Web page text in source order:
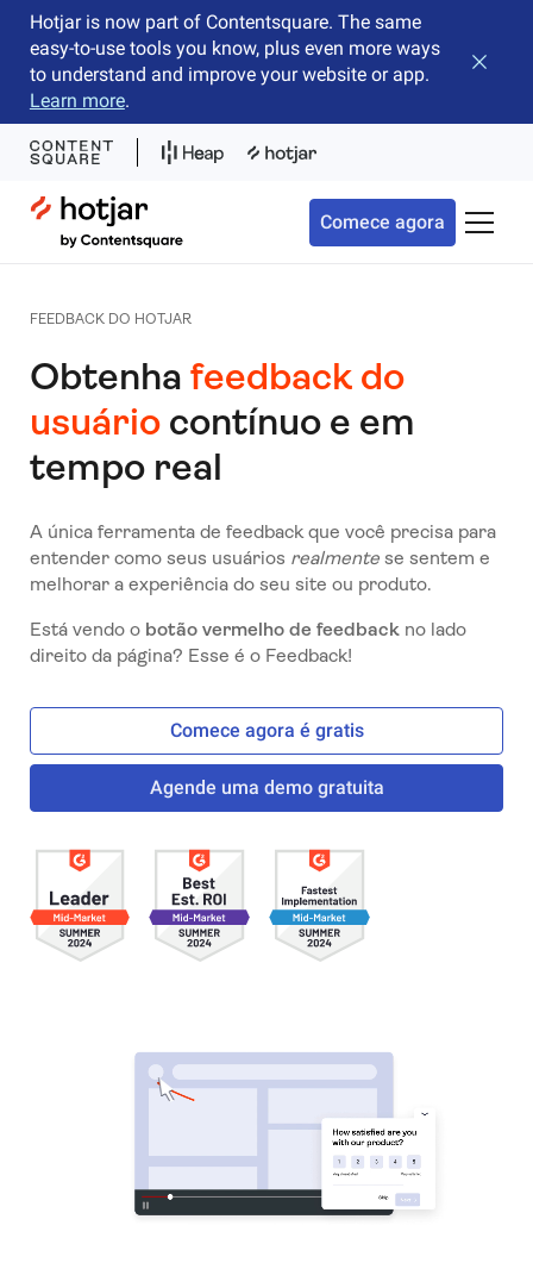
Hotjar is now part of Contentsquare. The same
easy-to-use tools you know, plus even more ways
to understand and improve your website or app.
Learn more.
Fechar
Hotjar Logo
Comece agora
FEEDBACK DO HOTJAR
Obtenha feedback do
usuáriocontínuo e em
tempo real
A única ferramenta de feedback que você precisa para
entender como seus usuários realmentese sentem e
melhorar a experiência do seu site ou produto.
Está vendo o botão vermelho de feedbackno lado
direito da página? Esse é o Feedback!
Comece agora é gratis
Agende uma demo gratuita